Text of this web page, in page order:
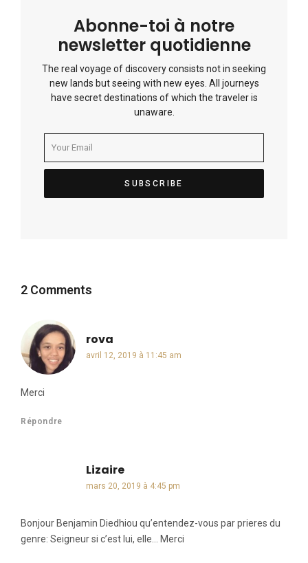
Abonne-toi à notre
newsletter quotidienne
The real voyage of discovery consists not in seeking
new lands but seeing with new eyes. All journeys
have secret destinations of which the traveler is
unaware.
2 Comments
rova
avril 12, 2019 à 11:45 am
Merci
Répondre
Lizairedit :
mars 20, 2019 à 4:45 pm
Bonjour Benjamin Diedhiou qu’entendez-vous par prieres du
genre: Seigneur si c’est lui, elle… Merci